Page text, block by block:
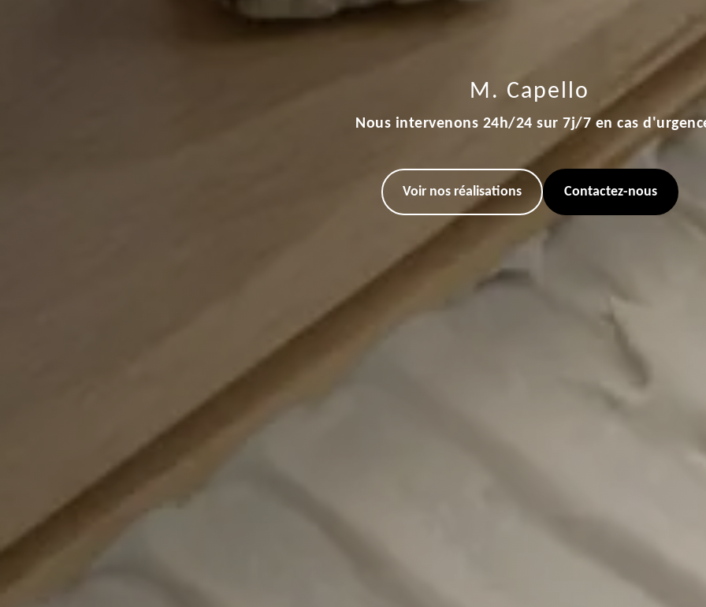
M. Capello
Nous intervenons 24h/24 sur 7j/7 en cas
Voir nos réalisations Contactez-nous